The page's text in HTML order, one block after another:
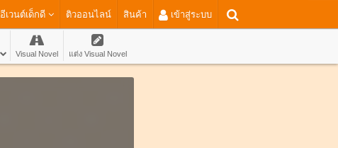
อีเวนต์เด็กดี ติวออนไลน์ สินค้า เข้าสู่ระบบ
Visual Novel แต่ง Visual Novel